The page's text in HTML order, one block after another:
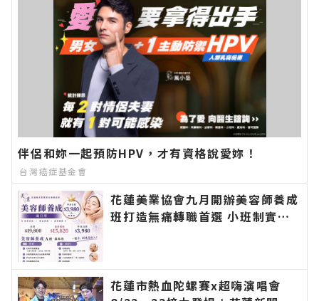
伴侶和妳一起預防HPV，才有資格說愛妳！
台灣癌症基金會
花蓮美業協會九月開辦美容師養成
班打造無痛轉職首選 小班制實作
站各類新聞－最快速的今日新聞報
導 最新的在地資訊！
花蓮市熱血陀螺賽x超嗨演唱會